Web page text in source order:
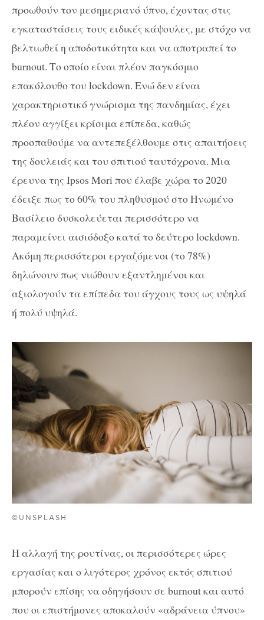
προωθούν τον μεσημεριανό ύπνο, έχοντας στις
εγκαταστάσεις τους ειδικές κάψουλες, με στόχο να
βελτιωθεί η αποδοτικότητα και να αποτραπεί το
burnout. Το οποίο είναι πλέον παγκόσμιο
επακόλουθο του lockdown. Ενώ δεν είναι
χαρακτηριστικό γνώρισμα της πανδημίας, έχει
πλέον αγγίξει κρίσιμα επίπεδα, καθώς
προσπαθούμε να αντεπεξέλθουμε στις απαιτήσεις
της δουλειάς και του σπιτιού ταυτόχρονα. Μια
έρευνα της Ipsos Mori που έλαβε χώρα το 2020
έδειξε πως το 60% του πληθυσμού στο Ηνωμένο
Βασίλειο δυσκολεύεται περισσότερο να
παραμείνει αισιόδοξο κατά το δεύτεροlockdown.
Ακόμη περισσότεροι εργαζόμενοι (το 78%)
δηλώνουν πως νιώθουν εξαντλημένοι και
αξιολογούν τα επίπεδα του άγχους τους ως υψηλά
ή πολύ υψηλά.
©UNSPLASH
Η αλλαγή της ρουτίνας, οι περισσότερες ώρες
εργασίας και ο λιγότερος χρόνος εκτός σπιτιού
μπορούν επίσης να οδηγήσουν σε burnoutκαι αυτό
που οι επιστήμονες αποκαλούν «αδράνεια ύπνου»